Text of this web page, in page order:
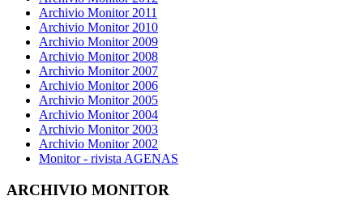
Archivio Monitor 2011
Archivio Monitor 2010
Archivio Monitor 2009
Archivio Monitor 2008
Archivio Monitor 2007
Archivio Monitor 2006
Archivio Monitor 2005
Archivio Monitor 2004
Archivio Monitor 2003
Archivio Monitor 2002
Monitor - rivista AGENAS
ARCHIVIO MONITOR